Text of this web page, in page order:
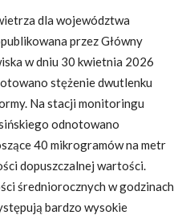
dla województwa
przez Główny
w dniu 30 kwietnia 2026
stężenie dwutlenku
Na stacji monitoringu
odnotowano
40 mikrogramów na metr
dopuszczalnej wartości.
średniorocznych w godzinach
bardzo wysokie